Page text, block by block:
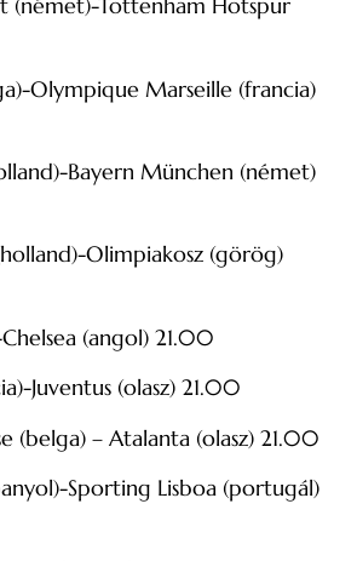
(német)-Tottenham Hotspur
Olympique Marseille (francia)
Bayern München (német)
Olimpiakosz (görög)
Chelsea (angol) 21.00
Juventus (olasz) 21.00
(belga) – Atalanta (olasz) 21.00
Sporting Lisboa (portugál)